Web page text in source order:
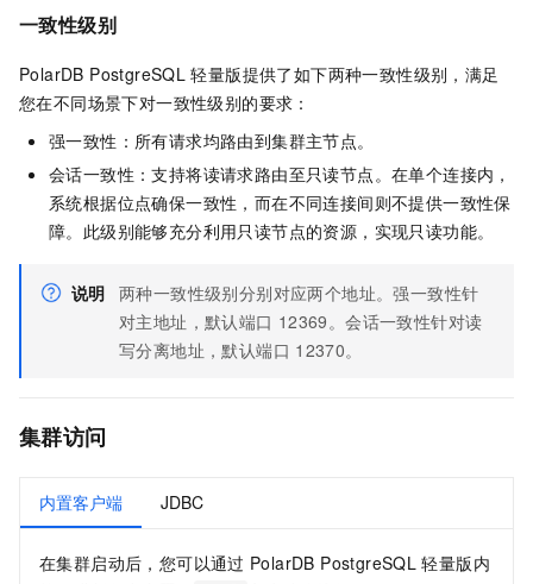
一致性级别
PolarDB PostgreSQL 轻量版提供了如下两种一致性级别，满足
您在不同场景下对一致性级别的要求：
强一致性：所有请求均路由到集群主节点。
会话一致性：支持将读请求路由至只读节点。在单个连接内，
系统根据位点确保一致性，而在不同连接间则不提供一致性保
障。此级别能够充分利用只读节点的资源，实现只读功能。
说明 两种一致性级别分别对应两个地址。强一致性针
对主地址，默认端口 12369。会话一致性针对读
写分离地址，默认端口 12370。
集群访问
内置客户端 JDBC
在集群启动后，您可以通过 PolarDB PostgreSQL 轻量版内